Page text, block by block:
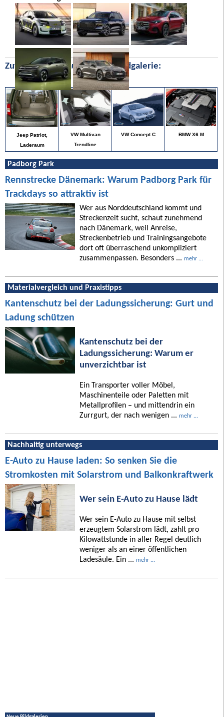
Zufällige Bilder aus unserer Bildgalerie:
Jeep Patriot,
Laderaum
VW Multivan
Trendline
VW Concept C BMW X6 M
Padborg Park
Rennstrecke Dänemark: Warum Padborg Park für
Trackdays so attraktiv ist
Wer aus Norddeutschland kommt und
Streckenzeit sucht, schaut zunehmend
nach Dänemark, weil Anreise,
Streckenbetrieb und Trainingsangebote
dort oft überraschend unkompliziert
zusammenpassen. Besonders ... mehr ...
Materialvergleich und Praxistipps
Kantenschutz bei der Ladungssicherung: Gurt und
Ladung schützen
Kantenschutz bei der
Ladungssicherung: Warum er
unverzichtbar ist
Ein Transporter voller Möbel,
Maschinenteile oder Paletten mit
Metallprofilen – und mittendrin ein
Zurrgurt, der nach wenigen ... mehr ...
Nachhaltig unterwegs
E-Auto zu Hause laden: So senken Sie die
Stromkosten mit Solarstrom und Balkonkraftwerk
Wer sein E-Auto zu Hause lädt
Wer sein E-Auto zu Hause mit selbst
erzeugtem Solarstrom lädt, zahlt pro
Kilowattstunde in aller Regel deutlich
weniger als an einer öffentlichen
Ladesäule. Ein ... mehr ...